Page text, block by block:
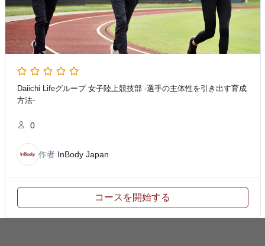
Daiichi Lifeグループ 女子陸上競技部 -選手の主体性を引き出す育成
方法-
0
作者 InBody Japan
コースを開始する